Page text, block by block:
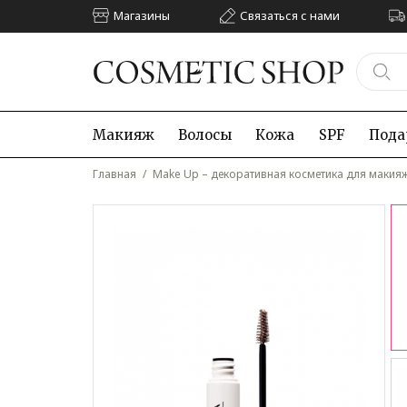
Магазины Связаться с нами
Макияж Волосы Кожа SPF
Главная / Make Up – декоративная косметика для